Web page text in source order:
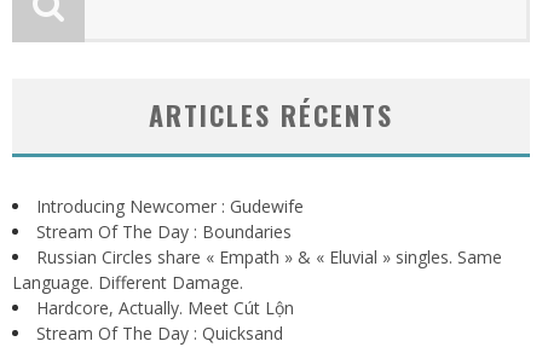
ARTICLES RÉCENTS
Introducing Newcomer : Gudewife
Stream Of The Day : Boundaries
Russian Circles share « Empath » & « Eluvial » singles. Same
Language. Different Damage.
Hardcore, Actually. Meet Cút Lộn
Stream Of The Day : Quicksand